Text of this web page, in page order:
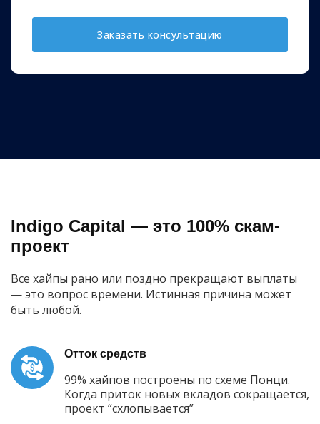
Заказать консультацию
Indigo Capital — это 100% скам-
проект
Все хайпы рано или поздно прекращают выплаты
— это вопрос времени. Истинная причина может
быть любой.
Отток средств
99% хайпов построены по схеме Понци.
Когда приток новых вкладов сокращается,
проект “схлопывается”